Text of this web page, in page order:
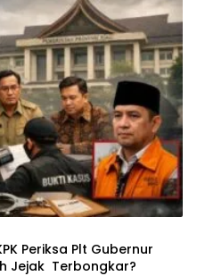
Periksa Plt Gubernur
Jejak Terbongkar?